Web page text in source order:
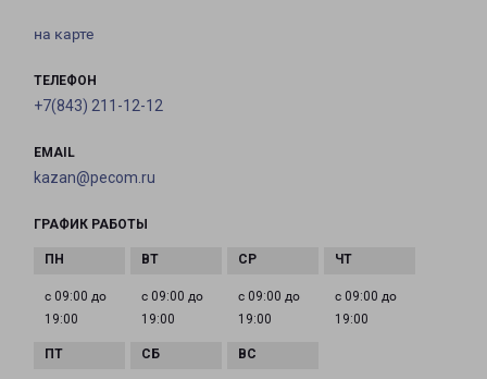
на карте
ТЕЛЕФОН
+7(843) 211-12-12
EMAIL
kazan@pecom.ru
ГРАФИК РАБОТЫ
с 09:00 до
19:00
с 09:00 до
19:00
с 09:00 до
19:00
с 09:00 до
19:00